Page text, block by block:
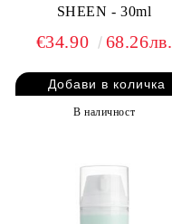
SHEEN - 30ml
€34.90 68.26лв.
В наличност